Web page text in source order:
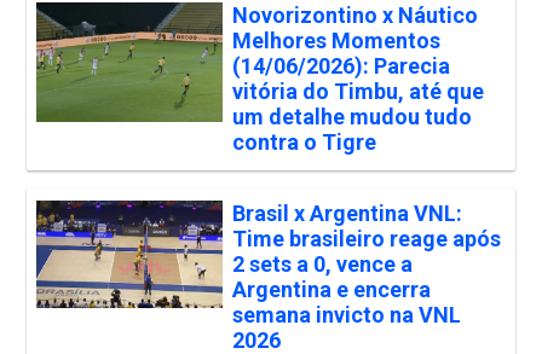
Novorizontino x Náutico
Melhores Momentos
(14/06/2026): Parecia
vitória do Timbu, até que
um detalhe mudou tudo
contra o Tigre
Brasil x Argentina VNL:
Time brasileiro reage após
2 sets a 0, vence a
Argentina e encerra
semana invicto na VNL
2026